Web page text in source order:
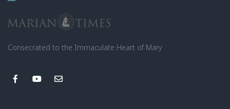
Consecrated to the Immaculate Heart of Mary